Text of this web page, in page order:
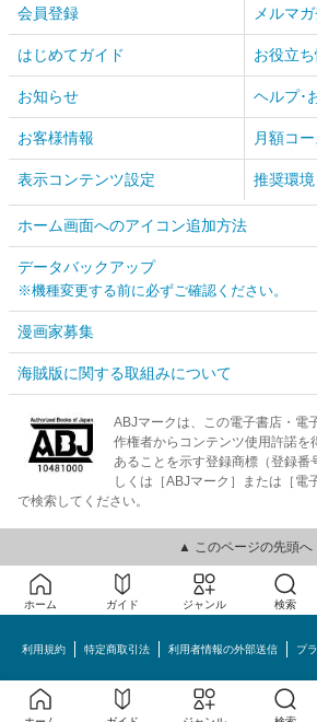
会員登録 メルマ
はじめてガイド お役立
お知らせ ヘルプ･
お客様情報 月額コ
表示コンテンツ設定 推奨環境
ホーム画面へのアイコン追加方法
データバックアップ
※機種変更する前に必ずご確認ください。
漫画家募集
海賊版に関する取組みについて
ABJマークは、この電子書店・電
作権者からコンテンツ使用許諾を
あることを示す登録商標（登録
しくは［ABJマーク］または［電
で検索してください。
▲ このページの先頭へ
ホーム ガイド ジャンル 検索
利用規約 特定商取引法 利用者情報の外部送信 プ
めちゃコミック©MechaComic,